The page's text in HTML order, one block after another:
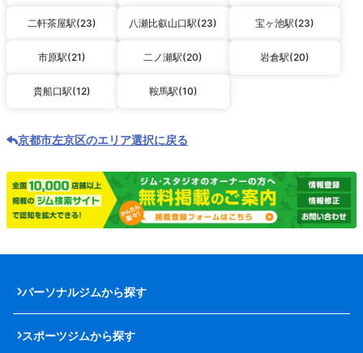
二軒茶屋駅(23) 八瀬比叡山口駅(23) 宝ヶ池駅(23)
市原駅(21) 二ノ瀬駅(20) 岩倉駅(20)
貴船口駅(12) 鞍馬駅(10)
京都市左京区のエリア選択に戻る
パーソナルジムから探す
スポーツジムから探す